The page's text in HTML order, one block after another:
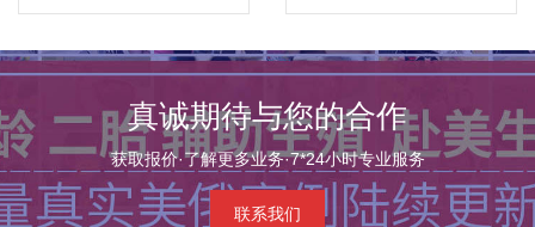
真诚期待与您的合作
获取报价·了解更多业务·7*24小时专业服务
联系我们